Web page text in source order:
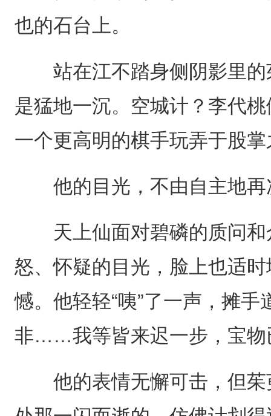
也的石台上。
站在江不踏身侧阴影里的
是猛地一沉。空城计？李代
一个更高明的棋手玩弄于股
他的目光，不由自主地再
天上仙面对碧磷的质问和
怒、怀疑的目光，脸上也适
憾。他轻轻“咦”了一声，摊
非……我等皆来迟一步，宝物
他的表情无懈可击，但茱